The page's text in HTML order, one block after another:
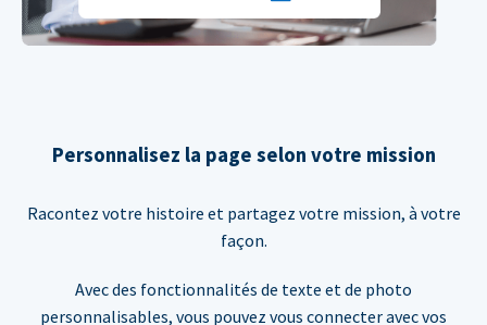
Personnalisez la page selon votre mission
Racontez votre histoire et partagez votre mission, à votre
façon.
Avec des fonctionnalités de texte et de photo
personnalisables, vous pouvez vous connecter avec vos